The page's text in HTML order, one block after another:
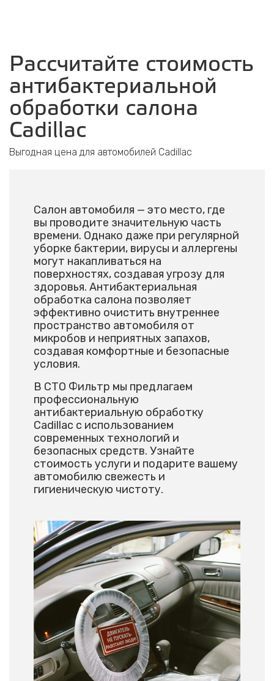
Рассчитайте стоимость
антибактериальной
обработки салона
Cadillac
Выгодная цена для автомобилей Cadillac
Салон автомобиля — это место, где
вы проводите значительную часть
времени. Однако даже при регулярной
уборке бактерии, вирусы и аллергены
могут накапливаться на
поверхностях, создавая угрозу для
здоровья. Антибактериальная
обработка салона позволяет
эффективно очистить внутреннее
пространство автомобиля от
микробов и неприятных запахов,
создавая комфортные и безопасные
условия.
В СТО Фильтр мы предлагаем
профессиональную
антибактериальную обработку
Cadillac с использованием
современных технологий и
безопасных средств. Узнайте
стоимость услуги и подарите вашему
автомобилю свежесть и
гигиеническую чистоту.